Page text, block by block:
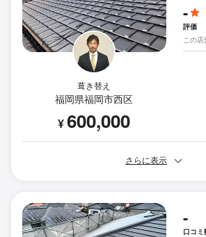
葺き替え
福岡県福岡市西区
¥600,000
-
評価
この
さらに表示
-
口コミ